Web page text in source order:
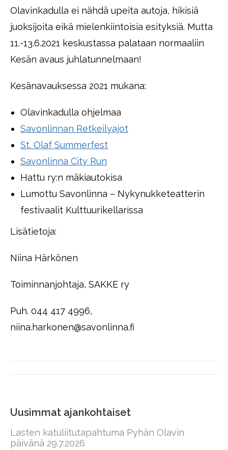
Olavinkadulla ei nähdä upeita autoja, hikisiä
juoksijoita eikä mielenkiintoisia esityksiä. Mutta
11.-13.6.2021 keskustassa palataan normaaliin
Kesän avaus juhlatunnelmaan!
Kesänavauksessa 2021 mukana:
Olavinkadulla ohjelmaa
Savonlinnan Retkeilyajot
St. Olaf Summerfest
Savonlinna City Run
Hattu ry:n mäkiautokisa
Lumottu Savonlinna – Nykynukketeatterin
festivaalit Kulttuurikellarissa
Lisätietoja:
Niina Härkönen
Toiminnanjohtaja, SAKKE ry
Puh. 044 417 4996,
niina.harkonen@savonlinna.fi
navigation
Uusimmat ajankohtaiset
Lasten katuliitutapahtuma Pyhän Olavin
päivänä 29.7.2026